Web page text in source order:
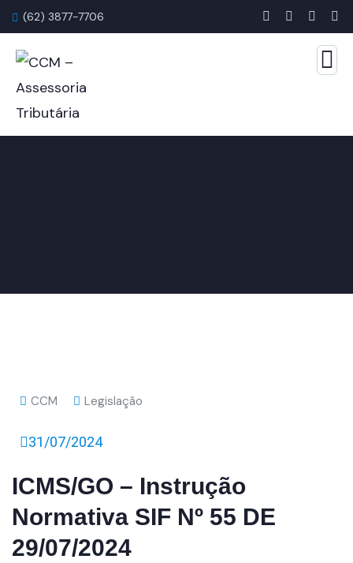
(62) 3877-7706
CCM Legislação
31/07/2024
ICMS/GO – Instrução
Normativa SIF Nº 55 DE
29/07/2024